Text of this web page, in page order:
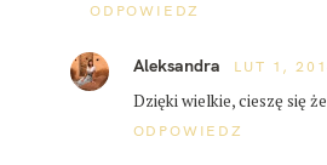
ODPOWIEDZ
Aleksandra LUT 1,
Dzięki wielkie, cieszę się
ODPOWIEDZ